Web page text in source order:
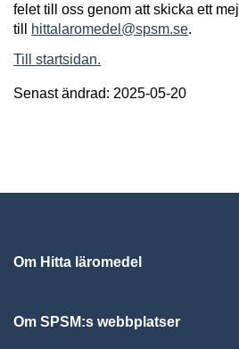
felet till oss genom att skicka ett mejl
till
hittalaromedel@spsm.se.
Till startsidan.
Senast ändrad: 2025-05-20
Om Hitta läromedel
Om SPSM:s webbplatser